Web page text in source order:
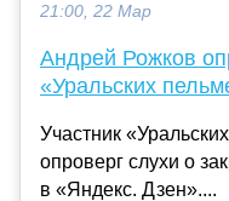
21:00, 22 Мар
Андрей Рожков
«Уральских
Участник
опроверг слухи о
в «Яндекс. Дзен»....